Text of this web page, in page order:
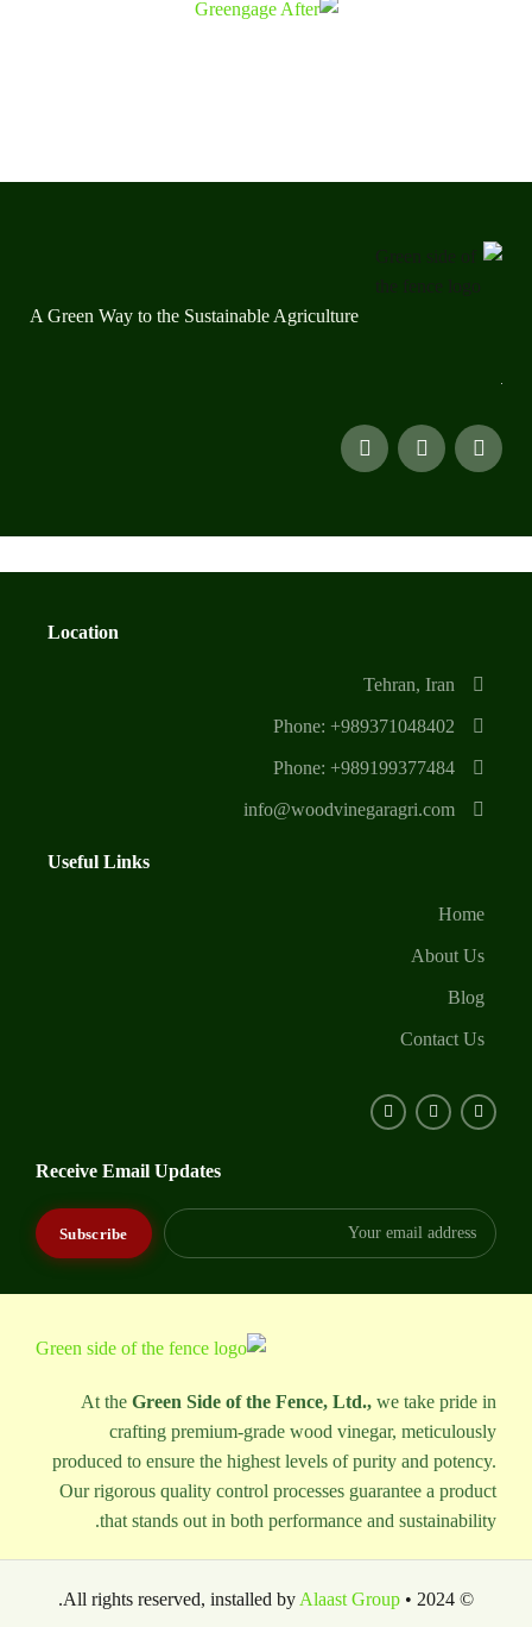
A Green Way to the Sustainable Agriculture
Location
Tehran, Iran
Phone: +989371048402
Phone: +989199377484
info@woodvinegaragri.com
Useful Links
Home
About Us
Blog
Contact Us
Receive Email Updates
At the Green Side of the Fence, Ltd., we take pride in
crafting premium-grade wood vinegar, meticulously
produced to ensure the highest levels of purity and potency.
Our rigorous quality control processes guarantee a product
that stands out in both performance and sustainability.
© 2024 • All rights reserved, installed by
Alaast Group
.